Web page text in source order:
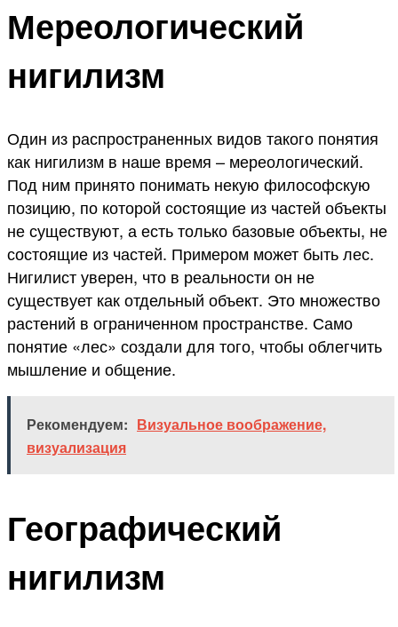
Мереологический
нигилизм
Один из распространенных видов такого понятия
как нигилизм в наше время – мереологический.
Под ним принято понимать некую философскую
позицию, по которой состоящие из частей объекты
не существуют, а есть только базовые объекты, не
состоящие из частей. Примером может быть лес.
Нигилист уверен, что в реальности он не
существует как отдельный объект. Это множество
растений в ограниченном пространстве. Само
понятие «лес» создали для того, чтобы облегчить
мышление и общение.
Рекомендуем: Визуальное воображение,
визуализация
Географический
нигилизм